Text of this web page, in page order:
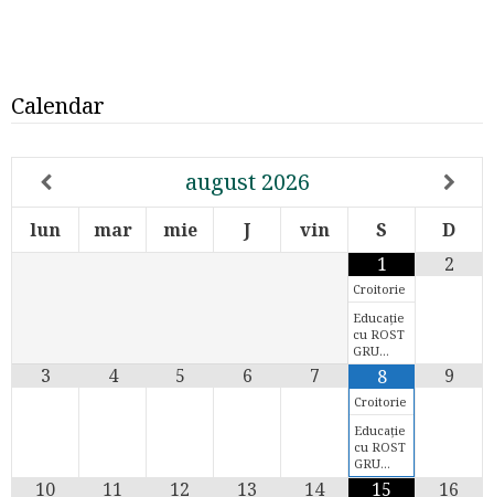
Calendar
august 2026
lun mar mie J vin S
D
1
Croitorie
Educație
cu ROST
GRU…
2
3 4 5 6 7 8
Croitorie
Educație
cu ROST
GRU…
9
10 11 12 13 14 15 16